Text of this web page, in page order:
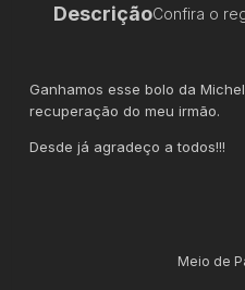
DescriçãoConfira o
Ganhamos esse bolo da
recuperação do meu irmão.
Desde já agradeço a todos!!!
Meio de